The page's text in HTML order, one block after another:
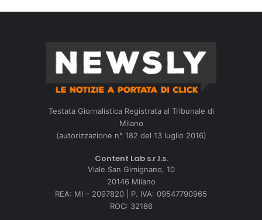
Testata Giornalistica Registrata al Tribunale di
Milano
(autorizzazione n° 182 del 13 luglio 2016)
Content Lab s.r.l.s.
Viale San Gimignano, 10
20146 Milano
REA: MI – 2097820 | P. IVA: 09547790965
ROC: 32186